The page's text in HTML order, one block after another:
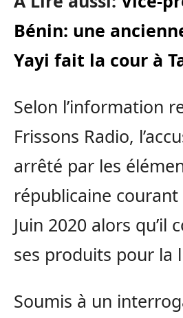
Bénin: une
Yayi fait la cour à
Selon l’information
Frissons Radio,
arrêté par les
républicaine
Juin 2020 alors qu’il
ses produits pour la
Soumis à un